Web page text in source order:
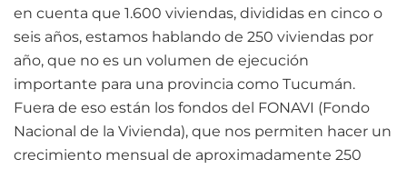
en cuenta que 1.600 viviendas, divididas en cinco o
seis años, estamos hablando de 250 viviendas por
año, que no es un volumen de ejecución
importante para una provincia como Tucumán.
Fuera de eso están los fondos del FONAVI (Fondo
Nacional de la Vivienda), que nos permiten hacer un
crecimiento mensual de aproximadamente 250